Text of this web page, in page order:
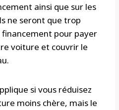
ainsi que sur les
ne seront que trop
financement pour payer
voiture et couvrir le
si vous réduisez
moins chère, mais le